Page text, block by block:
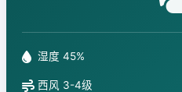
湿度 45%
西风 3-4级